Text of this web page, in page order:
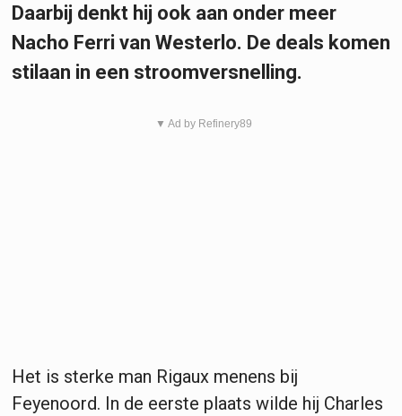
Daarbij denkt hij ook aan onder meer
Nacho Ferri van Westerlo. De deals komen
stilaan in een stroomversnelling.
▼ Ad by Refinery89
Het is sterke man Rigaux menens bij
Feyenoord. In de eerste plaats wilde hij Charles